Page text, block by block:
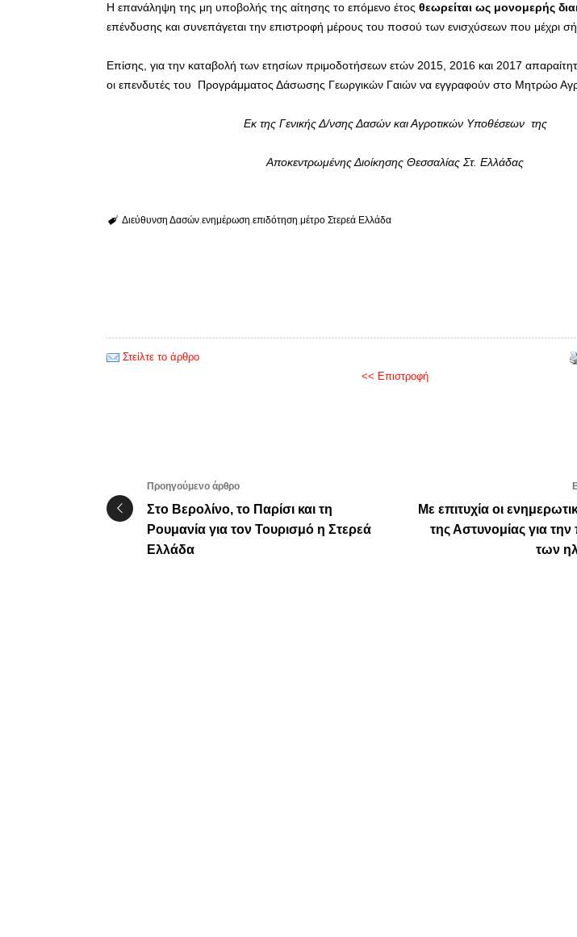
Η επανάληψη της μη υποβολής της αίτησης το επόμενο έτος θεωρείται ως μονομερής
επένδυσης και συνεπάγεται την επιστροφή μέρους του ποσού των ενισχύσεων που μέχρι
Επίσης, για την καταβολή των ετησίων πριμοδοτήσεων ετών 2015, 2016 και 2017
οι επενδυτές του Προγράμματος Δάσωσης Γεωργικών Γαιών να εγγραφούν στο Μητρώο
Εκ της Γενικής Δ/νσης Δασών και Αγροτικών Υποθέσεων της
Αποκεντρωμένης Διοίκησης Θεσσαλίας Στ. Ελλάδας
Διεύθυνση Δασών ενημέρωση επιδότηση μέτρο Στερεά Ελλάδα
Στείλτε το άρθρο
<< Επιστροφή
Προηγούμενο άρθρο
Στο Βερολίνο, το Παρίσι και τη
Ρουμανία για τον Τουρισμό η Στερεά
Ελλάδα
Με επιτυχία οι
της Αστυνομίας για
των